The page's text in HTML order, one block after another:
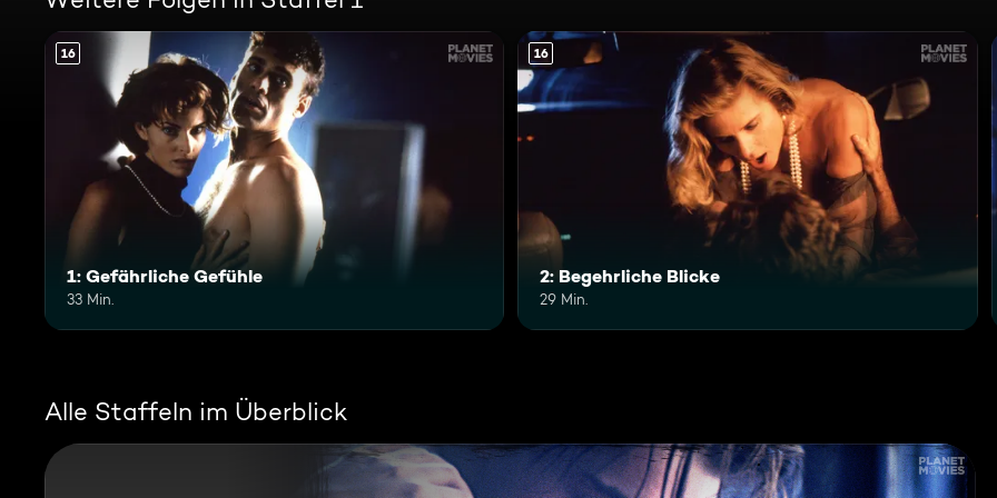
16
1: Gefährliche Gefühle
33 Min.
16
2: Begehrliche Blicke
29 Min.
Alle Staffeln im Überblick